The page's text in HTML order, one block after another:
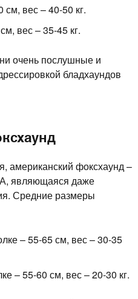
см, вес – 40-50 кг.
вес – 35-45 кг.
очень послушные и
бладхаундов
американский фоксхаунд –
являющаяся даже
Средние размеры
– 55-65 см, вес – 30-35
– 55-60 см, вес – 20-30 кг.